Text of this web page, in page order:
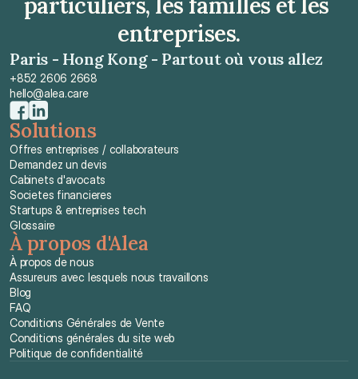
entreprises.
Paris - Hong Kong - Partout où vous allez
+852 2606 2668
hello@alea.care
Solutions
Offres entreprises / collaborateurs
Demandez un devis
Cabinets d'avocats
Societes financieres
Startups & entreprises tech
Glossaire
À propos d'Alea
À propos de nous
Assureurs avec lesquels nous travaillons
Blog
FAQ
Conditions Générales de Vente
Conditions générales du site web
Politique de confidentialité